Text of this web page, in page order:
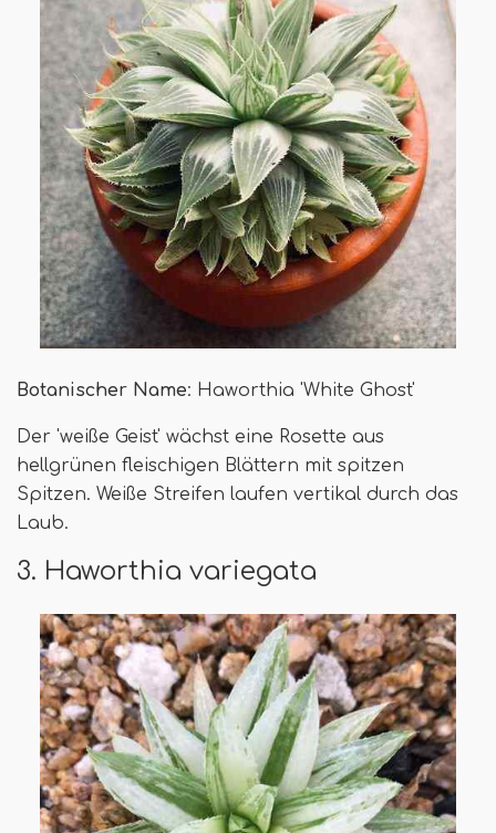
Botanischer Name: Haworthia 'White Ghost'
Der 'weiße Geist' wächst eine Rosette aus
hellgrünen fleischigen Blättern mit spitzen
Spitzen. Weiße Streifen laufen vertikal durch das
Laub.
3. Haworthia variegata